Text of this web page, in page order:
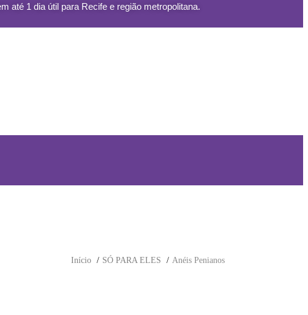
até 1 dia útil para Recife e região metropolitana.
Início SÓ PARA ELES Anéis Penianos